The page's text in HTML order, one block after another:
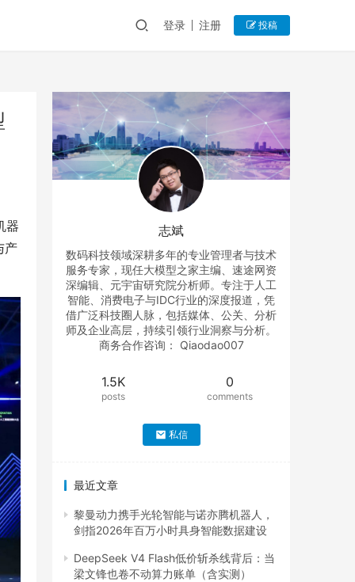
登录 注册 投稿
器
产
志斌
数码科技领域深耕多年的专业管理者与技术
服务专家，现任大模型之家主编、速途网资
深编辑、元宇宙研究院分析师。专注于人工
智能、消费电子与IDC行业的深度报道，凭
借广泛科技圈人脉，包括媒体、公关、分析
师及企业高层，持续引领行业洞察与分析。
商务合作咨询： Qiaodao007
1.5K
posts
0
comments
私信
最近文章
黎曼动力携手光轮智能与诺亦腾机器人，
剑指2026年百万小时具身智能数据建设
DeepSeek V4 Flash低价斩杀线背后：当
梁文锋也卷不动算力账单（含实测）